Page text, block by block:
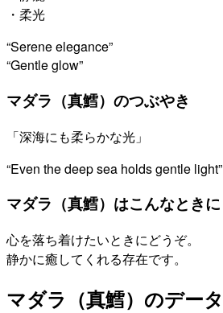
・柔光
“Serene elegance”
“Gentle glow”
マダラ（真鱈）のつぶやき
「深海にも柔らかな光」
“Even the deep sea holds gentle light”
マダラ（真鱈）はこんなときに
心を落ち着けたいときにどうぞ。
静かに癒してくれる存在です。
マダラ（真鱈）のデータ